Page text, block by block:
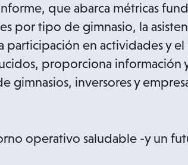
que abarca métricas
por tipo de gimnasio, la
participación en actividades y
proporciona información
gimnasios, inversores y
operativo saludable -y un